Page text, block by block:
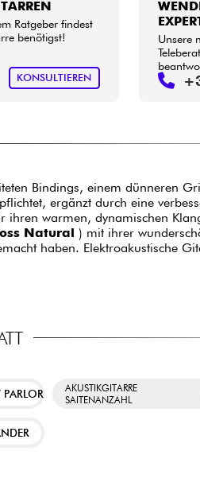
Ratgeber findest
benötigst!
KONSULTIEREN
Unsere
Bindings, einem dünneren
ergänzt durch eine
warmen, dynamischen
Natural ) mit ihrer
haben. Elektroakustische
AKUSTIKGITARRE
SAITENANZAHL